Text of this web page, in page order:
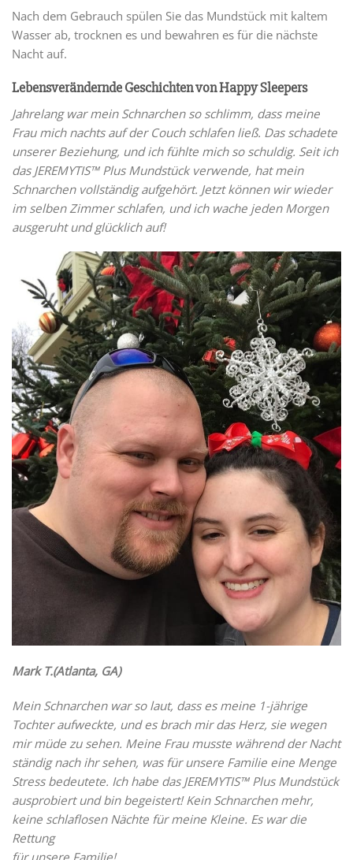
Nach dem Gebrauch spülen Sie das Mundstück mit kaltem
Wasser ab, trocknen es und bewahren es für die nächste
Nacht auf.
Lebensverändernde Geschichten von Happy Sleepers
Jahrelang war mein Schnarchen so schlimm, dass meine
Frau mich nachts auf der Couch schlafen ließ. Das schadete
unserer Beziehung, und ich fühlte mich so schuldig. Seit ich
das JEREMYTIS™ Plus Mundstück verwende, hat mein
Schnarchen vollständig aufgehört. Jetzt können wir wieder
im selben Zimmer schlafen, und ich wache jeden Morgen
ausgeruht und glücklich auf!
Mark T.(Atlanta, GA)
Mein Schnarchen war so laut, dass es meine 1-jährige
Tochter aufweckte, und es brach mir das Herz, sie wegen
mir müde zu sehen. Meine Frau musste während der Nacht
ständig nach ihr sehen, was für unsere Familie eine Menge
Stress bedeutete. Ich habe das JEREMYTIS™ Plus Mundstück
ausprobiert und bin begeistert! Kein Schnarchen mehr,
keine schlaflosen Nächte für meine Kleine. Es war die
Rettung
für unsere Familie!